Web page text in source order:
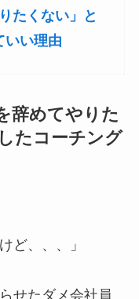
たくない」と
いい理由
辞めてやりた
たコーチング
ど、、、」
せたダメ会社員